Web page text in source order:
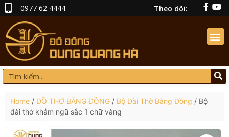
0977 62 4444 Theo dõi:
Home /ĐỒ THỜ BẰNG ĐỒNG / Bộ Đài Thờ Bằng Đồng / Bộ
đài thờ khảm ngũ sắc 1 chữ vàng